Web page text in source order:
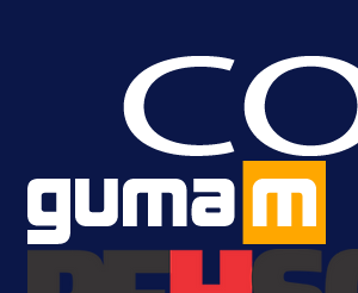
A Selekcija
Lukić seli u
njemačka kluba
reprezentativca!
1 dan 17 h